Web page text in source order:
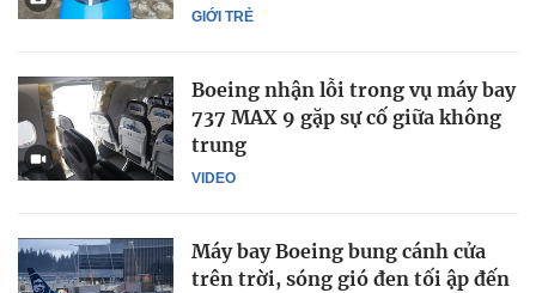
GIỚI TRẺ
VIDEO
Boeing nhận lỗi trong vụ máy bay
737 MAX 9 gặp sự cố giữa không
trung
Máy bay Boeing bung cánh cửa
trên trời, sóng gió đen tối ập đến